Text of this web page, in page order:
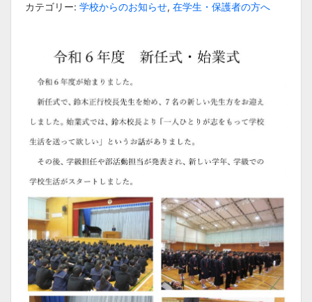
カテゴリー: 学校からのお知らせ, 在学生・保護者の方へ